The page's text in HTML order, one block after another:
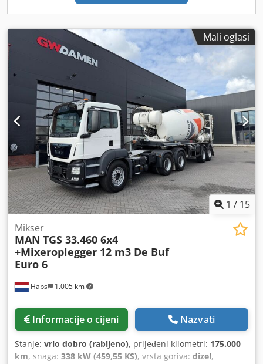
Mali oglasi
1 / 15
Haps 1.005 km
Mikser
MAN TGS 33.460 6x4
+Mixeroplegger 12 m3 De Buf
Euro 6
Informacije o cijeni Nazvati
Stanje: vrlo dobro (rabljeno), prijeđeni kilometri: 175.000
km, snaga: 338 kW (459,55 KS), vrsta goriva: dizel,